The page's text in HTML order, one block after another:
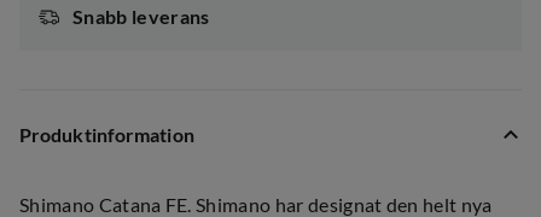
Snabb leverans
Produktinformation
Shimano Catana FE. Shimano har designat den helt nya